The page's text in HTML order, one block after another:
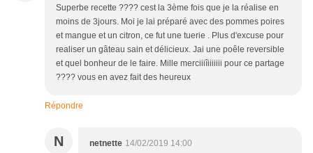
Superbe recette ???? cest la 3ème fois que je la réalise en
moins de 3jours. Moi je lai préparé avec des pommes poires
et mangue et un citron, ce fut une tuerie . Plus d'excuse pour
realiser un gâteau sain et délicieux. Jai une poêle reversible
et quel bonheur de le faire. Mille merciiiîiiiiiii pour ce partage
???? vous en avez fait des heureux
Répondre
N netnette 14/02/2019 14:00